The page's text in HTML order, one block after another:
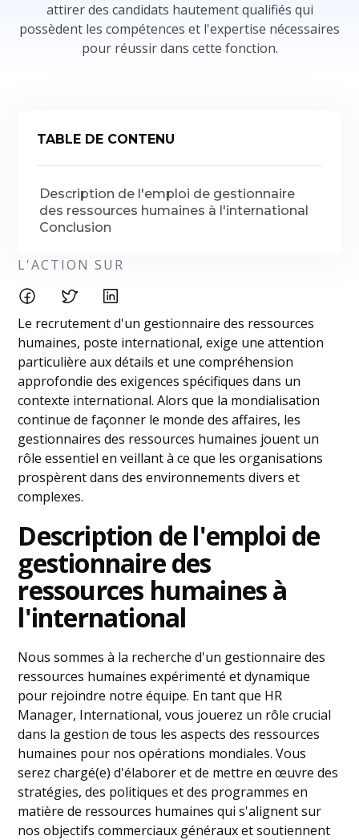
attirer des candidats hautement qualifiés qui
possèdent les compétences et l'expertise nécessaires
pour réussir dans cette fonction.
TABLE DE CONTENU
Description de l'emploi de gestionnaire
des ressources humaines à l'international
Conclusion
L'ACTION SUR
Le recrutement d'un gestionnaire des ressources
humaines, poste international, exige une attention
particulière aux détails et une compréhension
approfondie des exigences spécifiques dans un
contexte international. Alors que la mondialisation
continue de façonner le monde des affaires, les
gestionnaires des ressources humaines jouent un
rôle essentiel en veillant à ce que les organisations
prospèrent dans des environnements divers et
complexes.
Description de l'emploi de
gestionnaire des
ressources humaines à
l'international
Nous sommes à la recherche d'un gestionnaire des
ressources humaines expérimenté et dynamique
pour rejoindre notre équipe. En tant que HR
Manager, International, vous jouerez un rôle crucial
dans la gestion de tous les aspects des ressources
humaines pour nos opérations mondiales. Vous
serez chargé(e) d'élaborer et de mettre en œuvre des
stratégies, des politiques et des programmes en
matière de ressources humaines qui s'alignent sur
nos objectifs commerciaux généraux et soutiennent